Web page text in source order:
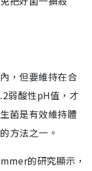
，但要維持在合
弱酸性pH值，才
菌是有效維持體
方法之一。
的研究顯示，